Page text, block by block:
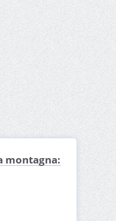
montagna: